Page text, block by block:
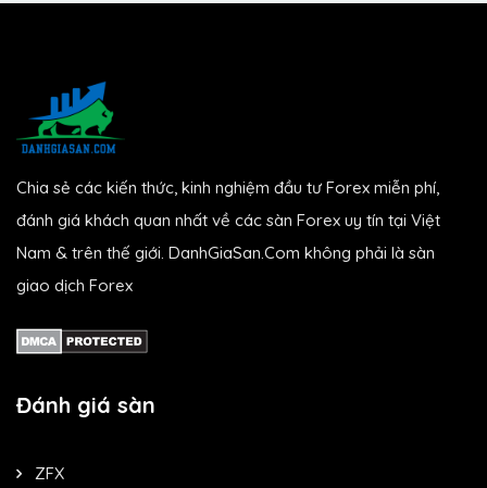
Chia sẻ các kiến thức, kinh nghiệm đầu tư Forex miễn phí,
đánh giá khách quan nhất về các sàn Forex uy tín tại Việt
Nam & trên thế giới. DanhGiaSan.Com không phải là sàn
giao dịch Forex
Đánh giá sàn
ZFX